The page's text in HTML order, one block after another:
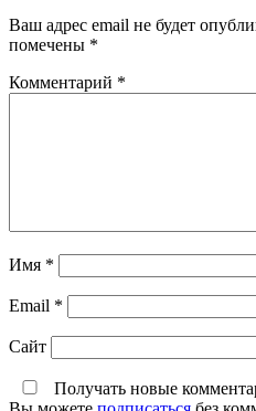
Ваш адрес email не будет
помечены *
Комментарий *
Имя *
Email *
Сайт
Получать новые